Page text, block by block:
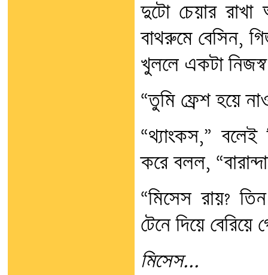
দুটো চেয়ার রাখা
বাথরুমে বেসিন,
খুললে একটা নিজস্ব
“তুমি ফ্রেশ হয়ে
“থ্যাংকস,”
করে বলল,
“মিসেস রায়?
টেনে দিয়ে বেরিয়ে
মিসেস...